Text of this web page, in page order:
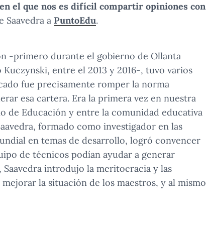
el que nos es difícil compartir opiniones con
Saavedra a PuntoEdu.
-primero durante el gobierno de Ollanta
entre el 2013 y 2016-, tuvo varios
fue precisamente romper la norma
esa cartera. Era la primera vez en nuestra
de Educación y entre la comunidad educativa
formado como investigador en las
en temas de desarrollo, logró convencer
de técnicos podían ayudar a generar
Saavedra introdujo la meritocracia y las
la situación de los maestros, y al mismo